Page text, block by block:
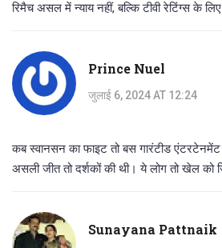
रिमैच असल में न्याय नहीं, बल्कि टीवी रेटिंग्स के
Prince Nuel
जुलाई 6, 2024 AT 12:24
कब स्वानसन का फाइट तो बस गारंटीड एंटरटेनमेंट
असली जीत तो दर्शकों की थी। ये लोग तो खेल को
Sunayana Pattnaik